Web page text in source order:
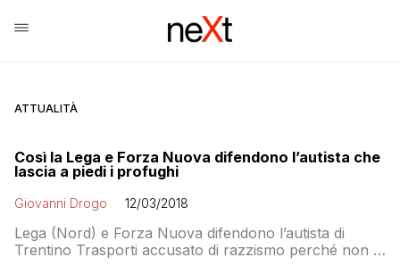
ATTUALITÀ
Così la Lega e Forza Nuova difendono l’autista che
lascia a piedi i profughi
Giovanni Drogo 12/03/2018
Lega (Nord) e Forza Nuova difendono l’autista di
Trentino Trasporti accusato di razzismo perché non si